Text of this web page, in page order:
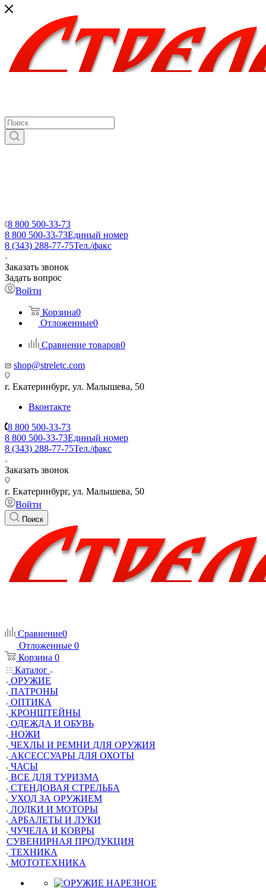
8 800 500-33-73
8 800 500-33-73Единый номер
8 (343) 288-77-75Тел./факс
Заказать звонок
Задать вопрос
Войти
Корзина0
Отложенные0
Сравнение товаров0
shop@streletc.com
г. Екатеринбург, ул. Малышева, 50
Вконтакте
8 800 500-33-73
8 800 500-33-73Единый номер
8 (343) 288-77-75Тел./факс
Заказать звонок
г. Екатеринбург, ул. Малышева, 50
Войти
Поиск
Сравнение0
Отложенные 0
Корзина 0
Каталог
ОРУЖИЕ
ПАТРОНЫ
ОПТИКА
КРОНШТЕЙНЫ
ОДЕЖДА И ОБУВЬ
НОЖИ
ЧЕХЛЫ И РЕМНИ ДЛЯ ОРУЖИЯ
АКСЕССУАРЫ ДЛЯ ОХОТЫ
ЧАСЫ
ВСЕ ДЛЯ ТУРИЗМА
СТЕНДОВАЯ СТРЕЛЬБА
УХОД ЗА ОРУЖИЕМ
ЛОДКИ И МОТОРЫ
АРБАЛЕТЫ И ЛУКИ
ЧУЧЕЛА И КОВРЫ
СУВЕНИРНАЯ ПРОДУКЦИЯ
ТЕХНИКА
МОТОТЕХНИКА